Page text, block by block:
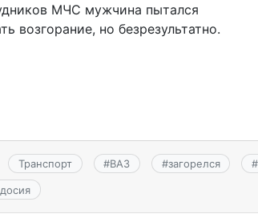
МЧС мужчина пытался
возгорание, но безрезультатно.
Транспорт #ВАЗ #загорелся #